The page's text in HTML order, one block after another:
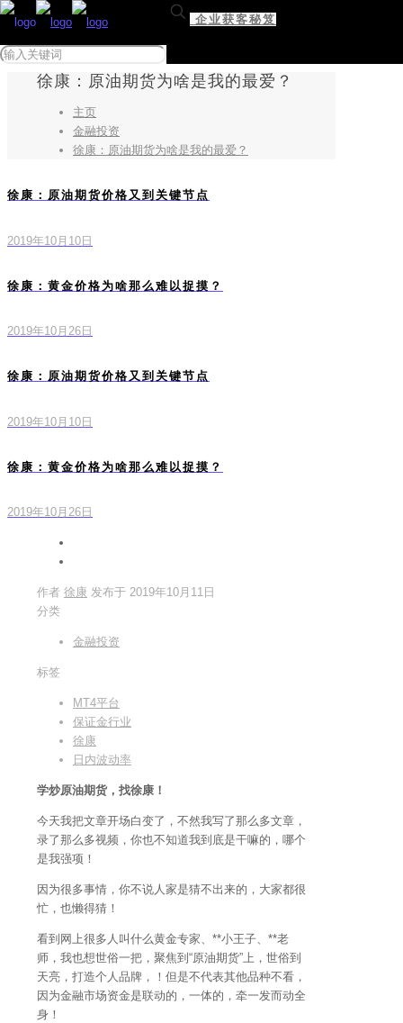
企业获客秘笈
徐康：原油期货为啥是我的最爱？
主页
金融投资
徐康：原油期货为啥是我的最爱？
徐康：原油期货价格又到关键节点
2019年10月10日
徐康：黄金价格为啥那么难以捉摸？
2019年10月26日
徐康：原油期货价格又到关键节点
2019年10月10日
徐康：黄金价格为啥那么难以捉摸？
2019年10月26日
作者 徐康 发布于 2019年10月11日
分类
金融投资
标签
MT4平台
保证金行业
徐康
日内波动率
学炒原油期货，找徐康！
今天我把文章开场白变了，不然我写了那么多文章，
录了那么多视频，你也不知道我到底是干嘛的，哪个
是我强项！
因为很多事情，你不说人家是猜不出来的，大家都很
忙，也懒得猜！
看到网上很多人叫什么黄金专家、**小王子、**老
师，我也想世俗一把，聚焦到“原油期货”上，世俗到
天亮，打造个人品牌，！但是不代表其他品种不看，
因为金融市场资金是联动的，一体的，牵一发而动全
身！